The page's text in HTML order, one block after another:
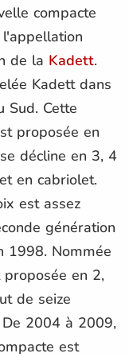
compacte
de la Kadett.
Kadett dans
Sud. Cette
proposée en
décline en 3, 4
en cabriolet.
est assez
génération
1998. Nommée
en 2,
de seize
De 2004 à 2009,
est